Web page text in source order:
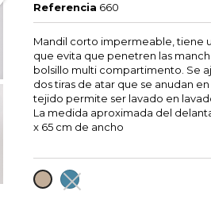
Referencia 660
Mandil corto impermeable, tiene
que evita que penetren las
bolsillo multi compartimento. Se
dos tiras de atar que se anudan
tejido permite ser lavado en
La medida aproximada del
x 65 cm de ancho
TOPOAZUL
GRISACEO